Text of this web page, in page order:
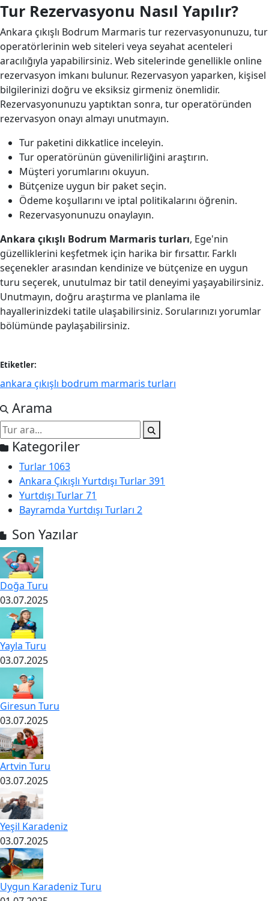
Tur Rezervasyonu Nasıl Yapılır?
Ankara çıkışlı Bodrum Marmaris tur rezervasyonunuzu, tur
operatörlerinin web siteleri veya seyahat acenteleri
aracılığıyla yapabilirsiniz. Web sitelerinde genellikle online
rezervasyon imkanı bulunur. Rezervasyon yaparken, kişisel
bilgilerinizi doğru ve eksiksiz girmeniz önemlidir.
Rezervasyonunuzu yaptıktan sonra, tur operatöründen
rezervasyon onayı almayı unutmayın.
Tur paketini dikkatlice inceleyin.
Tur operatörünün güvenilirliğini araştırın.
Müşteri yorumlarını okuyun.
Bütçenize uygun bir paket seçin.
Ödeme koşullarını ve iptal politikalarını öğrenin.
Rezervasyonunuzu onaylayın.
Ankara çıkışlı Bodrum Marmaris turları, Ege'nin
güzelliklerini keşfetmek için harika bir fırsattır. Farklı
seçenekler arasından kendinize ve bütçenize en uygun
turu seçerek, unutulmaz bir tatil deneyimi yaşayabilirsiniz.
Unutmayın, doğru araştırma ve planlama ile
hayallerinizdeki tatile ulaşabilirsiniz. Sorularınızı yorumlar
bölümünde paylaşabilirsiniz.
Etiketler:
ankara çıkışlı bodrum marmaris turları
Arama
Kategoriler
Turlar 1063
Ankara Çıkışlı Yurtdışı Turlar391
Yurtdışı Turlar71
Bayramda Yurtdışı Turları 2
Son Yazılar
Doğa Turu
03.07.2025
Yayla Turu
03.07.2025
Giresun Turu
03.07.2025
Artvin Turu
03.07.2025
Yeşil Karadeniz
03.07.2025
Uygun Karadeniz Turu